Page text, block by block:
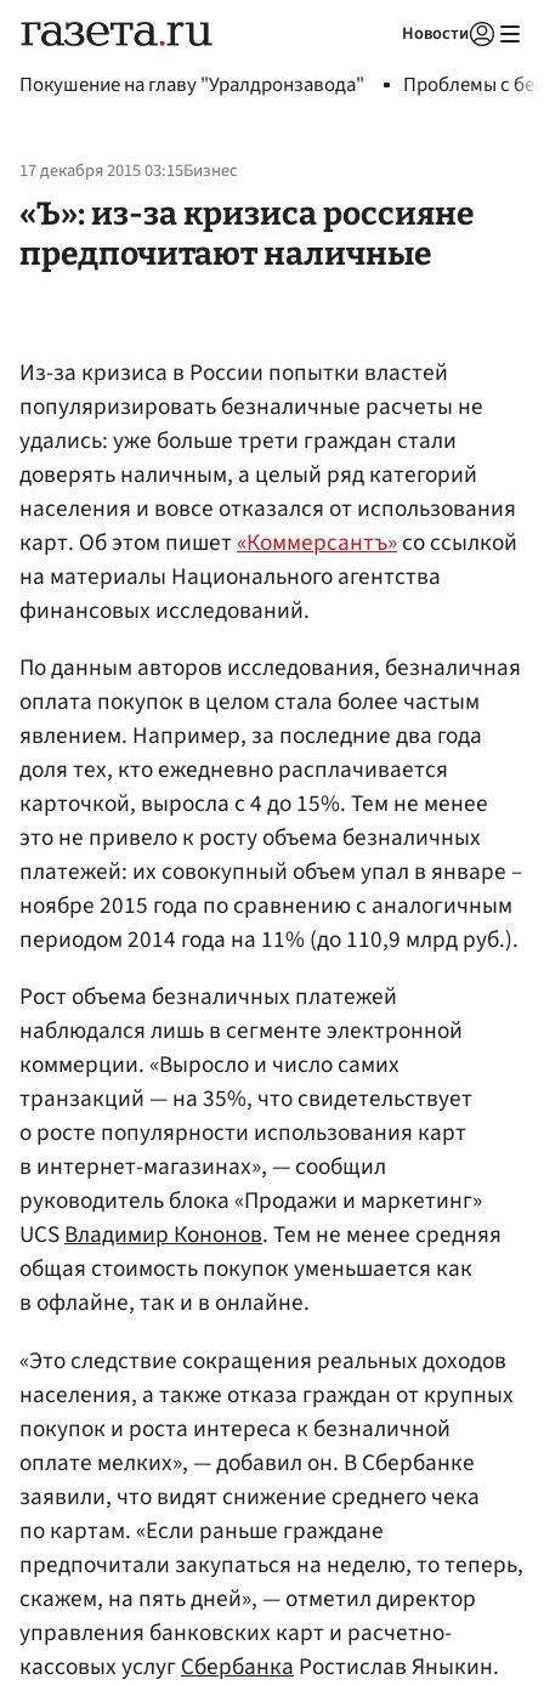
Новости
Покушение на главу "Уралдронзавода" Проблемы с
17 декабря 2015 03:15Бизнес
«Ъ»: из-за кризиса россияне
предпочитают наличные
Из-за кризиса в России попытки властей
популяризировать безналичные расчеты не
удались: уже больше трети граждан стали
доверять наличным, а целый ряд категорий
населения и вовсе отказался от использования
карт. Об этом пишет«Коммерсантъ»со ссылкой
на материалы Национального агентства
финансовых исследований.
По данным авторов исследования, безналичная
оплата покупок в целом стала более частым
явлением. Например, за последние два года
доля тех, кто ежедневно расплачивается
карточкой, выросла с 4 до 15%. Тем не менее
это не привело к росту объема безналичных
платежей: их совокупный объем упал в январе –
ноябре 2015 года по сравнению с аналогичным
периодом 2014 года на 11% (до 110,9 млрд руб.).
Рост объема безналичных платежей
наблюдался лишь в сегменте электронной
коммерции. «Выросло и число самих
транзакций — на 35%, что свидетельствует
о росте популярности использования карт
в интернет-магазинах», — сообщил
руководитель блока «Продажи и маркетинг»
UCSВладимир Кононов. Тем не менее средняя
общая стоимость покупок уменьшается как
в офлайне, так и в онлайне.
«Это следствие сокращения реальных доходов
населения, а также отказа граждан от крупных
покупок и роста интереса к безналичной
оплате мелких», — добавил он. В Сбербанке
заявили, что видят снижение среднего чека
по картам. «Если раньше граждане
предпочитали закупаться на неделю, то теперь,
скажем, на пять дней», — отметил директор
управления банковских карт и расчетно-
кассовых услугСбербанка Ростислав Яныкин.